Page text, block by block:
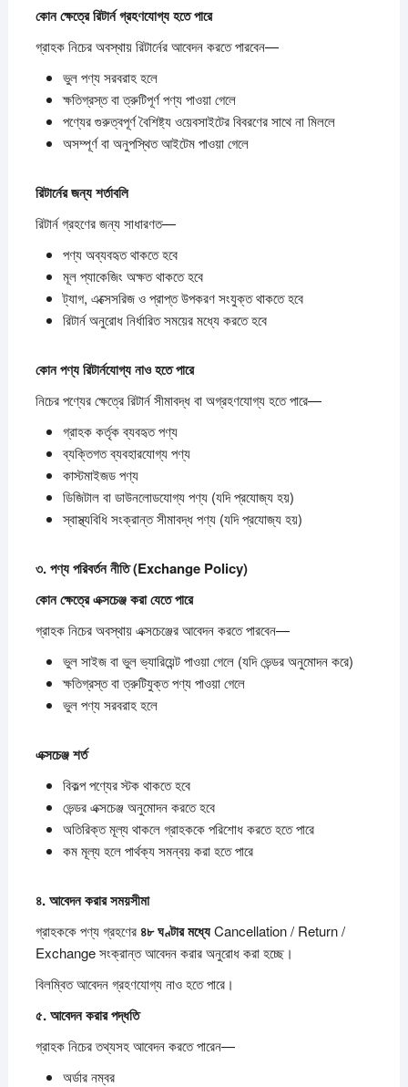
কোনক্ষেত্রেরিটার্নগ্রহণযোগ্যহতেপারে
গ্রাহক নিচের অবস্থায় রিটার্নের আবেদন করতে পারবেন—
ভুল পণ্য সরবরাহ হলে
ক্ষতিগ্রস্ত বা ত্রুটিপূর্ণ পণ্য পাওয়া গেলে
পণ্যের গুরুত্বপূর্ণ বৈশিষ্ট্য ওয়েবসাইটের বিবরণের সাথে না মিললে
অসম্পূর্ণ বা অনুপস্থিত আইটেম পাওয়া গেলে
রিটার্নেরজন্যশর্তাবলি
রিটার্ন গ্রহণের জন্য সাধারণত—
পণ্য অব্যবহৃত থাকতে হবে
মূল প্যাকেজিং অক্ষত থাকতে হবে
ট্যাগ, এক্সেসরিজ ও প্রাপ্ত উপকরণ সংযুক্ত থাকতে হবে
রিটার্ন অনুরোধ নির্ধারিত সময়ের মধ্যে করতে হবে
কোনপণ্যরিটার্নযোগ্যনাওহতেপারে
নিচের পণ্যের ক্ষেত্রে রিটার্ন সীমাবদ্ধ বা অগ্রহণযোগ্য হতে পারে—
গ্রাহক কর্তৃক ব্যবহৃত পণ্য
ব্যক্তিগত ব্যবহারযোগ্য পণ্য
কাস্টমাইজড পণ্য
ডিজিটাল বা ডাউনলোডযোগ্য পণ্য (যদি প্রযোজ্য হয়)
স্বাস্থ্যবিধি সংক্রান্ত সীমাবদ্ধ পণ্য (যদি প্রযোজ্য হয়)
৩.পণ্যপরিবর্তননীতি (Exchange Policy)
কোনক্ষেত্রেএক্সচেঞ্জকরাযেতেপারে
গ্রাহক নিচের অবস্থায় এক্সচেঞ্জের আবেদন করতে পারবেন—
ভুল সাইজ বা ভুল ভ্যারিয়েন্ট পাওয়া গেলে (যদি ভেন্ডর অনুমোদন করে)
ক্ষতিগ্রস্ত বা ত্রুটিযুক্ত পণ্য পাওয়া গেলে
ভুল পণ্য সরবরাহ হলে
এক্সচেঞ্জশর্ত
বিকল্প পণ্যের স্টক থাকতে হবে
ভেন্ডর এক্সচেঞ্জ অনুমোদন করতে হবে
অতিরিক্ত মূল্য থাকলে গ্রাহককে পরিশোধ করতে হতে পারে
কম মূল্য হলে পার্থক্য সমন্বয় করা হতে পারে
৪.আবেদনকরারসময়সীমা
গ্রাহককে পণ্য গ্রহণের ৪৮ঘণ্টারমধ্যেCancellation / Return /
Exchange সংক্রান্ত আবেদন করার অনুরোধ করা হচ্ছে।
বিলম্বিত আবেদন গ্রহণযোগ্য নাও হতে পারে।
৫.আবেদনকরারপদ্ধতি
গ্রাহক নিচের তথ্যসহ আবেদন করতে পারেন—
অর্ডার নম্বর